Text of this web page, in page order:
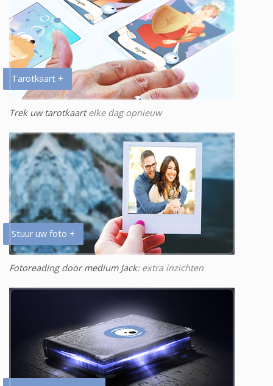
Tarotkaart +
Trek uw tarotkaartelke dag opnieuw
Stuur uw foto +
Fotoreading door medium Jack: extra inzichten